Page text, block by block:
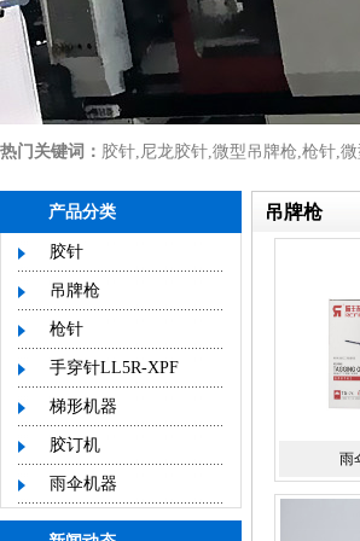
热门关键词： 胶针,尼龙胶针,微型吊牌枪,枪针,
产品分类
胶针
吊牌枪
枪针
手穿针LL5R-XPF
梯形机器
胶订机
雨伞机器
吊牌枪
雨